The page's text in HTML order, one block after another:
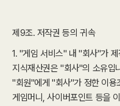
제9조. 저작권 등의 귀속
1. "게임 서비스" 내 "회사"가
지식재산권은 "회사"의 소유입
"회원"에게 "회사"가 정한 이용
게임머니, 사이버포인트 등을